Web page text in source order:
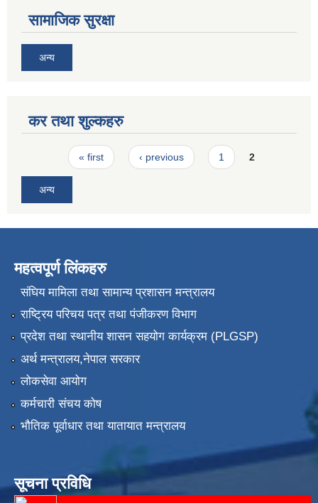
सामाजिक सुरक्षा
अन्य
कर तथा शुल्कहरु
Pages« first ‹ previous 1 2
अन्य
महत्वपूर्ण लिंकहरु
संघिय मामिला तथा सामान्य प्रशासन मन्त्रालय
राष्ट्रिय परिचय पत्र तथा पंजीकरण विभाग
प्रदेश तथा स्थानीय शासन सहयोग कार्यक्रम (PLGSP)
अर्थ मन्त्रालय,नेपाल सरकार
लोकसेवा आयोग
कर्मचारी संचय कोष
भौतिक पूर्वाधार तथा यातायात मन्त्रालय
सूचना प्रविधि